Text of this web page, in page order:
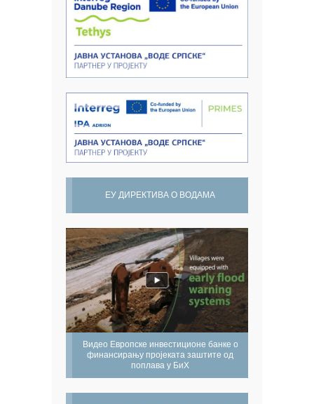
ЕУ ДИРЕКТИВА О ВОДАМА
Видео Европске инвестиционе банке о
финансирању пројеката заштите од
поплава у БиХ